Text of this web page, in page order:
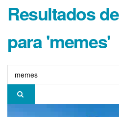
Resultados
para 'memes'